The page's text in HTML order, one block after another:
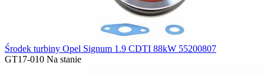
Środek turbiny Opel Signum 1.9 CDTI 88kW 55200807
GT17-010 Na stanie